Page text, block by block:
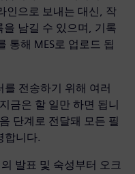
인으로 보내는 대신, 작
남길 수 있으며, 기록
통해 MES로 업로드 됩
전송하기 위해 여러
금은 할 일만 하면 됩니
단계로 전달돼 모든 필
합니다.
발표 및 숙성부터 오크